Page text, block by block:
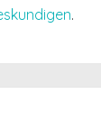
.